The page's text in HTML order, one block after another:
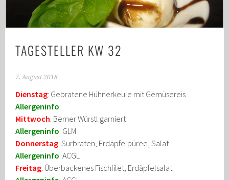
TAGESTELLER KW 32
7. August 2018
Dienstag: Gebratene Hühnerkeule mit Gemüsereis
Allergeninfo:
Mittwoch: Berner Würstl garniert
Allergeninfo: GLM
Donnerstag: Surbraten, Erdäpfelpüree, Salat
Allergeninfo: ACGL
Freitag: Überbackenes Fischfilet, Erdäpfelsalat